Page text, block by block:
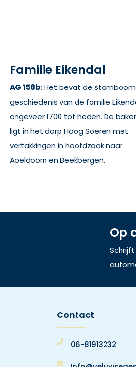
Familie Eikendal
AG 158b: Het bevat de
geschiedenis van de familie
ongeveer 1700 tot heden. De
ligt in het dorp Hoog Soeren met
vertakkingen in hoofdzaak naar
Apeldoorn en Beekbergen.
Op
Contact
06-81913232